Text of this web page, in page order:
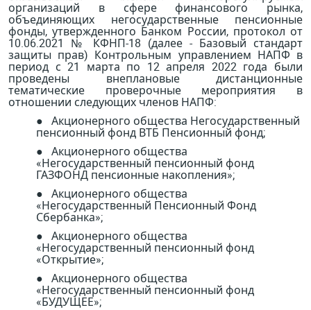
организаций в сфере финансового рынка,
объединяющих негосударственные пенсионные
фонды, утвержденного Банком России, протокол от
10.06.2021 № КФНП-18 (далее - Базовый стандарт
защиты прав) Контрольным управлением НАПФ в
период с 21 марта по 12 апреля 2022 года были
проведены внеплановые дистанционные
тематические проверочные мероприятия в
отношении следующих членов НАПФ:
● Акционерного общества Негосударственный
пенсионный фонд ВТБ Пенсионный фонд;
● Акционерного общества
«Негосударственный пенсионный фонд
ГАЗФОНД пенсионные накопления»;
● Акционерного общества
«Негосударственный Пенсионный Фонд
Сбербанка»;
● Акционерного общества
«Негосударственный пенсионный фонд
«Открытие»;
● Акционерного общества
«Негосударственный пенсионный фонд
«БУДУЩЕЕ»;